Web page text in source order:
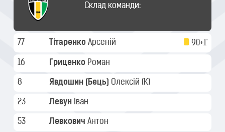
Склад команди:
77 Тітаренко Арсеній 90+1'
16 Гриценко Роман
8 Явдошин (Бець) Олексій (K)
23 Левун Іван
53 Левкович Антон